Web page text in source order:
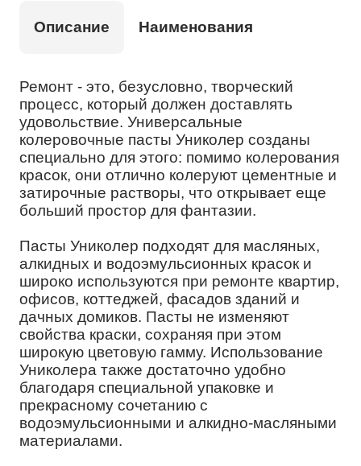
Описание Наименования
Ремонт - это, безусловно, творческий
процесс, который должен доставлять
удовольствие. Универсальные
колеровочные пасты Униколер созданы
специально для этого: помимо колерования
красок, они отлично колеруют цементные и
затирочные растворы, что открывает еще
больший простор для фантазии.
Пасты Униколер подходят для масляных,
алкидных и водоэмульсионных красок и
широко используются при ремонте квартир,
офисов, коттеджей, фасадов зданий и
дачных домиков. Пасты не изменяют
свойства краски, сохраняя при этом
широкую цветовую гамму. Использование
Униколера также достаточно удобно
благодаря специальной упаковке и
прекрасному сочетанию с
водоэмульсионными и алкидно-масляными
материалами.